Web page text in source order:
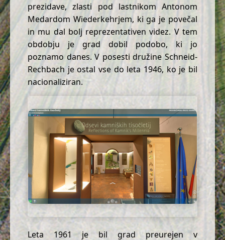
prezidave, zlasti pod lastnikom Antonom
Medardom Wiederkehrjem, ki ga je povečal
in mu dal bolj reprezentativen videz. V tem
obdobju je grad dobil podobo, ki jo
poznamo danes. V posesti družine Schneid-
Rechbach je ostal vse do leta 1946, ko je bil
nacionaliziran.
Leta 1961 je bil grad preurejen v